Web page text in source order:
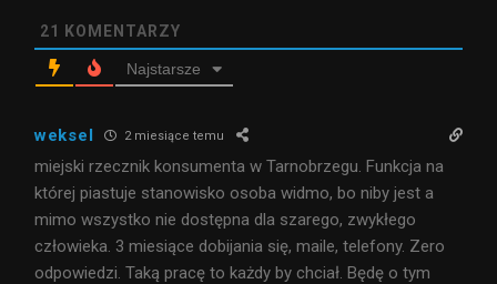
21 KOMENTARZY
Najstarsze
weksel 2 miesiące temu
miejski rzecznik konsumenta w Tarnobrzegu. Funkcja na
której piastuje stanowisko osoba widmo, bo niby jest a
mimo wszystko nie dostępna dla szarego, zwykłego
człowieka. 3 miesiące dobijania się, maile, telefony. Zero
odpowiedzi. Taką pracę to każdy by chciał. Będę o tym